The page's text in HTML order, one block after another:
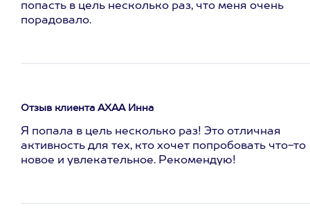
попасть в цель несколько раз, что меня очень
порадовало.
Отзыв клиента АХАА Инна
Я попала в цель несколько раз! Это отличная
активность для тех, кто хочет попробовать что-то
новое и увлекательное. Рекомендую!